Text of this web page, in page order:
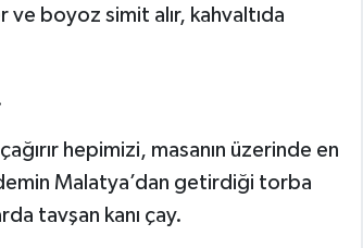
boyoz simit alır, kahvaltıda
hepimizi, masanın üzerinde en
Malatya’dan getirdiği torba
tavşan kanı çay.